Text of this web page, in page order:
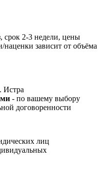
2-3 недели, цены
зависит от объёма
Истра
- по вашему выбору
договоренности
лиц